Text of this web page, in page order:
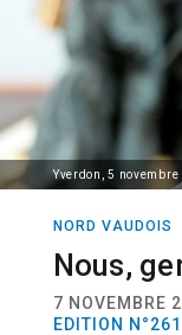
Yverdon, 5
NORD VAUDOIS
Nous,
7 NOVEMBRE
EDITION